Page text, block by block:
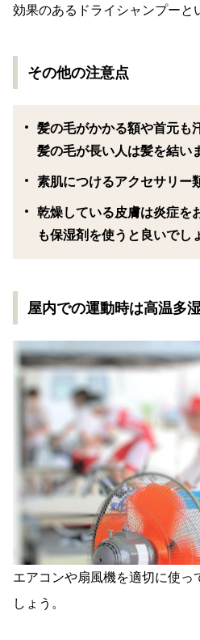
効果のあるドライシャンプーと
その他の注意点
髪の毛がかかる額や首元も
髪の毛が長い人は髪を結い
素肌につけるアクセサリー
乾燥している皮膚は炎症を
も保湿剤を使うと良いでし
屋内での運動時は高温多
エアコンや扇風機を適切に使っ
しょう。